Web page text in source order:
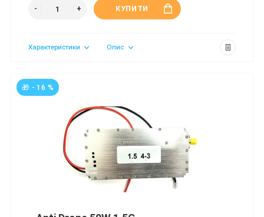
КУПИТИ
Характеристики Опис
🎁 - 16 %